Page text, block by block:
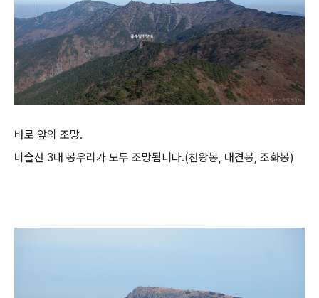
바로 앞의 조망.
비슬산 3대 봉우리가 모두 조망됩니다.(천왕봉, 대견봉, 조화봉)